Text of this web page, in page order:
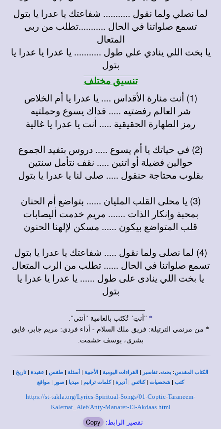
لما نصلي ولما نقول ........... شفاعتك يا عدرا يا بتول
تسمع صلواتنا في الحال ...........تطلب من ربي
المتعال
يا بخت اللي ينادي علي طول ........... يا عدرا يا عدرا يا
بتول
تنسيق مختلف
(1) أنت منارة الأقداس .... يا عدرا يا أم الخلاص
شر العالم رفضتيه ..... فداك يسوع وحملتيه
رمز الطهارة الحقيقية ..... أنت يا عدرا يا غالية
(2) في حياتك يا أم يسوع ..... دروس بتفيد الجموع
حوالين فضيلة أو اتنين ..... نقف نتأمل سنتين
بقلوب محتاجة حنقول ..... صلى لنا يا عدرا يا بتول
(3) يا محلى القلب المليان ...... بتواضع أم الحنان
بمحبة وإنكار الذات ....... مريم خدمت أليصابات
قلب المتواضع بيكون ...... مسكن لإلهنا الحنون
(4) لما نصلى ولما نقول ..... شفاعتك يا عدرا يا بتول
تسمع صلواتنا في الحال ...... تطلب من الرب المتعال
يا بخت اللي ينادى على طول ...... يا عدرا يا عدرا يا
بتول
* "أنتِ" تُكتَب بالعامية "أنتي".
* من مرنمي الترتيلة: فريق ملك السلام - أداء فردي: مريم جابر، فايق
بشرى، يوسف حشمت.
الكتاب المقدس: بحث،تفاسير | القراءات اليومية | الأجبية | أسئلة | طقس | عقيدة |تاريخ |
كتب | شخصيات |كنائس | أديرة |كلمات ترانيم | ميديا | صور | مواقع
https://st-takla.org/Lyrics-Spiritual-Songs/01-Coptic-Taraneem-
Kalemat_Alef/Anty-Manaret-El-Akdaas.html
تقصير الرابط: Copy